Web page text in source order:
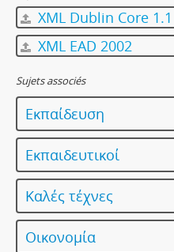
XML Dublin Core 1.1
XML EAD 2002
Sujets associés
Εκπαίδευση
Εκπαιδευτικοί
Καλές τέχνες
Οικονομία